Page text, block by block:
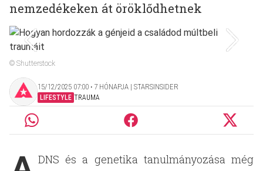
nemzedékeken át öröklődhetnek
© Shutterstock
15/12/2025 07:00 ‧ 7 HÓNAPJA | STARSINSIDER
LIFESTYLE TRAUMA
DNS és a genetika tanulmányozása még